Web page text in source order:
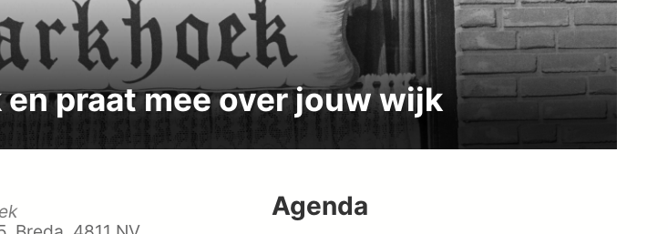
praat mee over jouw wijk
Agenda